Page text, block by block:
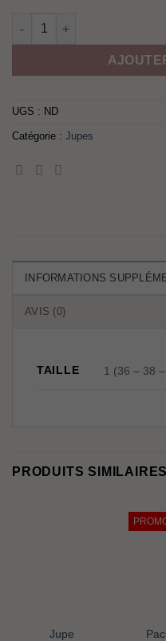
quantité de Jupe
UGS : ND
Catégorie : Jupes
INFORMATIONS
AVIS (0)
TAILLE 1 (36 – 38
PRODUITS SIMILAIRES
Jupe